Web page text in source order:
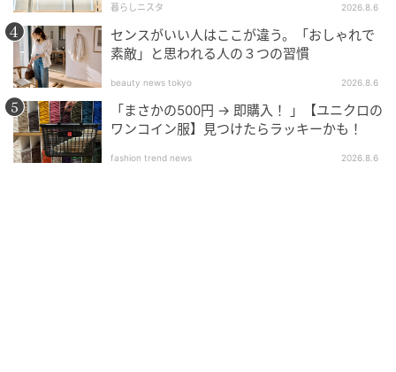
暮らしニスタ 2026.8.6
センスがいい人はここが違う。「おしゃれで
素敵」と思われる人の３つの習慣
beauty news tokyo 2026.8.6
「まさかの500円 → 即購入！ 」【ユニクロの
ワンコイン服】見つけたらラッキーかも！
fashion trend news 2026.8.6